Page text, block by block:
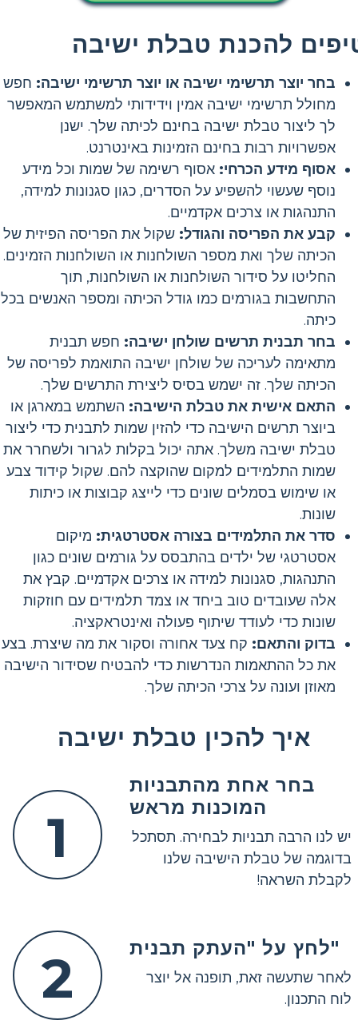
להכנת טבלת ישיבה
בחר יוצר תרשימי ישיבה או יוצר תרשימי ישיבה: חפש
מחולל תרשימי ישיבה אמין וידידותי למשתמש המאפשר
לך ליצור טבלת ישיבה בחינם לכיתה שלך. ישנן
אפשרויות רבות בחינם הזמינות באינטרנט.
אסוף מידע הכרחי: אסוף רשימה של שמות וכל מידע
נוסף שעשוי להשפיע על הסדרים, כגון סגנונות למידה,
התנהגות או צרכים אקדמיים.
קבע את הפריסה והגודל: שקול את הפריסה הפיזית של
הכיתה שלך ואת מספר השולחנות או השולחנות הזמינים.
החליטו על סידור השולחנות או השולחנות, תוך
התחשבות בגורמים כמו גודל הכיתה ומספר האנשים בכל
כיתה.
בחר תבנית תרשים שולחן ישיבה: חפש תבנית
מתאימה לעריכה של שולחן ישיבה התואמת לפריסה של
הכיתה שלך. זה ישמש בסיס ליצירת התרשים שלך.
התאם אישית את טבלת הישיבה: השתמש במארגן או
ביוצר תרשים הישיבה כדי להזין שמות לתבנית כדי ליצור
טבלת ישיבה משלך. אתה יכול בקלות לגרור ולשחרר את
שמות התלמידים למקום שהוקצה להם. שקול קידוד צבע
או שימוש בסמלים שונים כדי לייצג קבוצות או כיתות
שונות.
סדר את התלמידים בצורה אסטרטגית: מיקום
אסטרטגי של ילדים בהתבסס על גורמים שונים כגון
התנהגות, סגנונות למידה או צרכים אקדמיים. קבץ את
אלה שעובדים טוב ביחד או צמד תלמידים עם חוזקות
שונות כדי לעודד שיתוף פעולה ואינטראקציה.
בדוק והתאם: קח צעד אחורה וסקור את מה שיצרת. בצע
את כל ההתאמות הנדרשות כדי להבטיח שסידור הישיבה
מאוזן ועונה על צרכי הכיתה שלך.
איך להכין טבלת ישיבה
1
בחר אחת מהתבניות
המוכנות מראש
יש לנו הרבה תבניות לבחירה. תסתכל
בדוגמה של טבלת הישיבה שלנו
לקבלת השראה!
2 לחץ על "העתק תבנית"
לאחר שתעשה זאת, תופנה אל יוצר
לוח התכנון.